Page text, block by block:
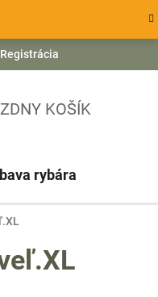
Registrácia
KOŠÍK
rybára